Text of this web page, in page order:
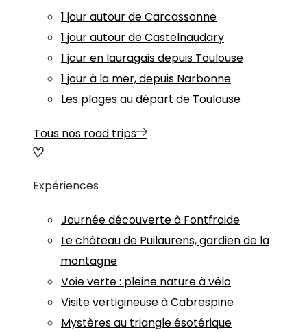
1 jour autour de Carcassonne
1 jour autour de Castelnaudary
1 jour en lauragais depuis Toulouse
1 jour à la mer, depuis Narbonne
Les plages au départ de Toulouse
Tous nos road trips
Expériences
Journée découverte à Fontfroide
Le château de Puilaurens, gardien de la
montagne
Voie verte : pleine nature à vélo
Visite vertigineuse à Cabrespine
Mystères au triangle ésotérique